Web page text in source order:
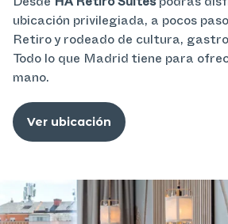
Desde HA Retiro Suitespodrás
ubicación privilegiada, a pocos
Retiro y rodeado de cultura,
Todo lo que Madrid tiene para
mano.
Ver ubicación